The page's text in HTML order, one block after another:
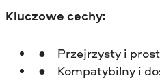
Kluczowe cechy:
Przejrzysty i
Kompatybilny i